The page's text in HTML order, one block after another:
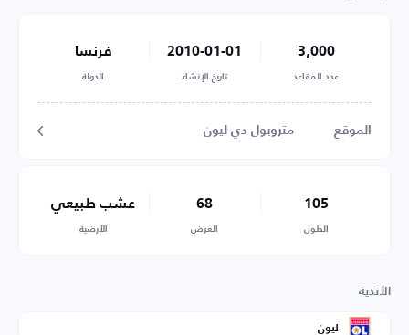
3,000
عدد المقاعد
2010-01-01
تاريخ الإنشاء
فرنسا
الدولة
الموقع متروبول دي ليون
105
الطول
68
العرض
عشب طبيعي
الأرضية
الأندية
ليون